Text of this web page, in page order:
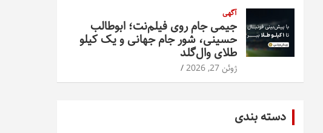
آگهی
جیمی جام روی فیلم‌نت؛ ابوطالب
حسینی، شور جام جهانی و یک کیلو
طلای وال‌گلد
ژوئن 27, 2026
دسته بندی